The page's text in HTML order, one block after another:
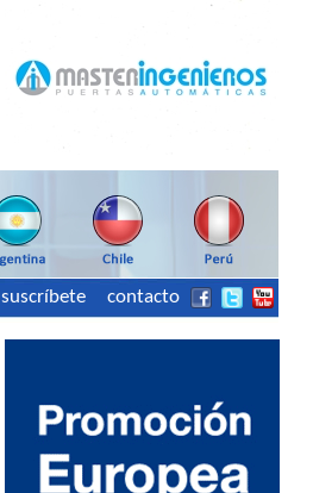
suscríbete contacto